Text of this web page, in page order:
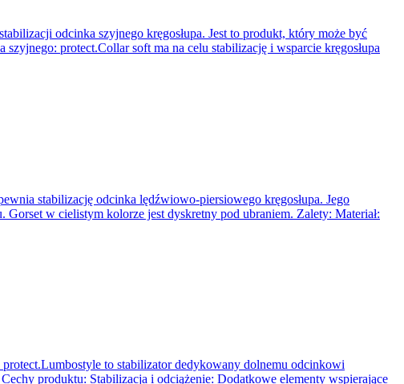
odcinka szyjnego kręgosłupa. Jest to produkt, który może być
protect.Collar soft ma na celu stabilizację i wsparcie kręgosłupa
stabilizację odcinka lędźwiowo-piersiowego kręgosłupa. Jego
w cielistym kolorze jest dyskretny pod ubraniem. Zalety: Materiał:
to stabilizator dedykowany dolnemu odcinkowi
produktu: Stabilizacja i odciążenie: Dodatkowe elementy wspierające